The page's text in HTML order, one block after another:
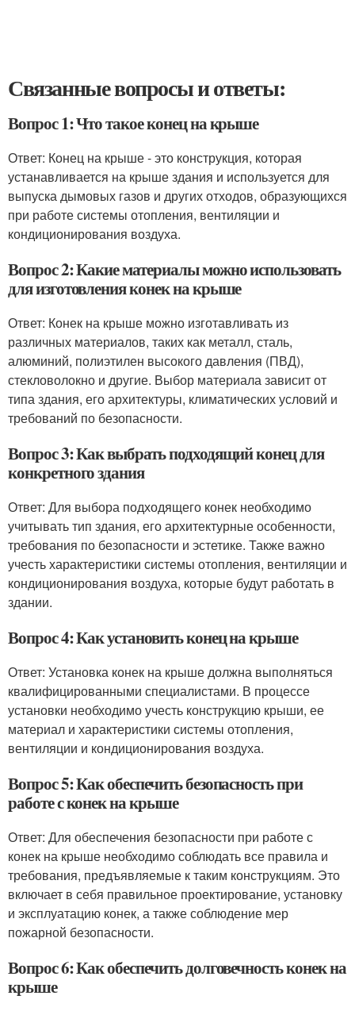
Связанные вопросы и ответы:
Вопрос 1: Что такое конец на крыше
Ответ: Конец на крыше - это конструкция, которая
устанавливается на крыше здания и используется для
выпуска дымовых газов и других отходов, образующихся
при работе системы отопления, вентиляции и
кондиционирования воздуха.
Вопрос 2: Какие материалы можно использовать
для изготовления конек на крыше
Ответ: Конек на крыше можно изготавливать из
различных материалов, таких как металл, сталь,
алюминий, полиэтилен высокого давления (ПВД),
стекловолокно и другие. Выбор материала зависит от
типа здания, его архитектуры, климатических условий и
требований по безопасности.
Вопрос 3: Как выбрать подходящий конец для
конкретного здания
Ответ: Для выбора подходящего конек необходимо
учитывать тип здания, его архитектурные особенности,
требования по безопасности и эстетике. Также важно
учесть характеристики системы отопления, вентиляции и
кондиционирования воздуха, которые будут работать в
здании.
Вопрос 4: Как установить конец на крыше
Ответ: Установка конек на крыше должна выполняться
квалифицированными специалистами. В процессе
установки необходимо учесть конструкцию крыши, ее
материал и характеристики системы отопления,
вентиляции и кондиционирования воздуха.
Вопрос 5: Как обеспечить безопасность при
работе с конек на крыше
Ответ: Для обеспечения безопасности при работе с
конек на крыше необходимо соблюдать все правила и
требования, предъявляемые к таким конструкциям. Это
включает в себя правильное проектирование, установку
и эксплуатацию конек, а также соблюдение мер
пожарной безопасности.
Вопрос 6: Как обеспечить долговечность конек на
крыше